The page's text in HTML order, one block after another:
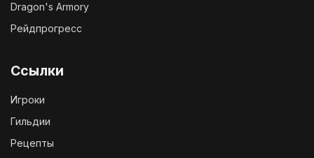
Dragon's Armory
Рейдпрогресс
Ссылки
Игроки
Гильдии
Рецепты